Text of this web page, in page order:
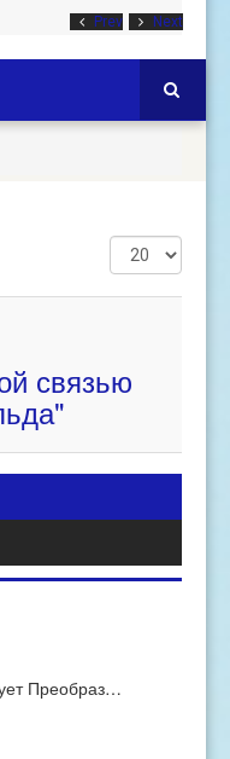
Prev Next
Кол-
во
связью
Преобраз…